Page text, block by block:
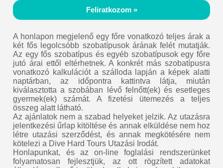
Feliratkozom »
A honlapon megjelenő egy főre vonatkozó teljes árak a
két fős legolcsóbb szobatípusok árának felét mutatják.
Az egy fős szobatípus és egyéb szobatípusok egy főre
jutó árai ettől eltérhetnek. A konkrét más szobatípusra
vonatkozó kalkulációt a szálloda lapján a képek alatti
naptárban, az időpontra kattintva látja, miután
kiválasztotta a szobában lévő felnőtt(ek) és esetleges
gyermek(ek) számát. A fizetési ütemezés a teljes
összeg alatt látható.
Az ajánlatok nem a szabad helyeket jelzik. Az utazásra
jelentkezési űrlap kitöltése és annak elküldése nem hoz
létre utazási szerződést, és annak megkötésére nem
kötelezi a Dive Hard Tours Utazási Irodát.
Honlapunkat, és az on-line foglalási rendszerünket
folyamatosan fejlesztjük, az ott rögzített adatokat